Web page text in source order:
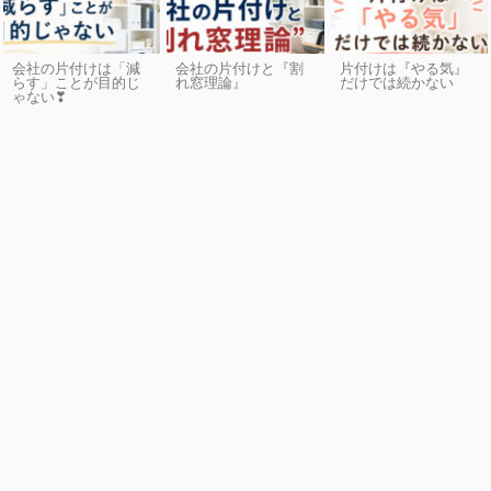
会社の片付けは「減
らす」ことが目的じ
ゃない❣
会社の片付けと『割
れ窓理論』
片付けは『やる気』
だけでは続かない